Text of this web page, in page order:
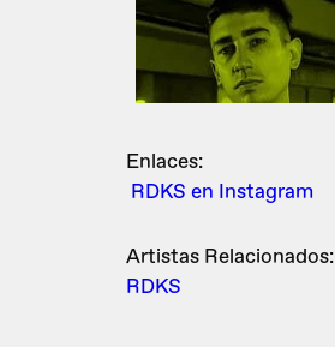
Enlaces:
RDKS en Instagram
Artistas Relacionados:
RDKS